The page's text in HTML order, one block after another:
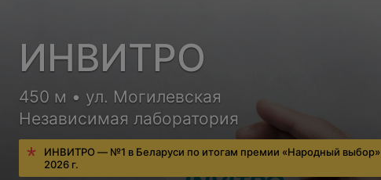
ИНВИТРО
450 м • ул. Могилевская
Независимая лаборатория
ИНВИТРО — №1 в Беларуси по итогам премии «Народный выбор»
2026 г.